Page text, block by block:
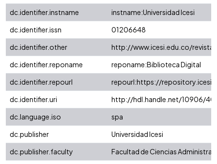
dc.identifier.instname
instname:Universidad Icesi
dc.identifier.issn
01206648
dc.identifier.other
http://www.icesi.edu.co/
dc.identifier.reponame
reponame:Biblioteca Digital
dc.identifier.repourl
repourl:https://
dc.identifier.uri
http://hdl.handle.net/10906/
dc.language.iso
spa
dc.publisher
Universidad Icesi
dc.publisher.faculty
Facultad de Ciencias